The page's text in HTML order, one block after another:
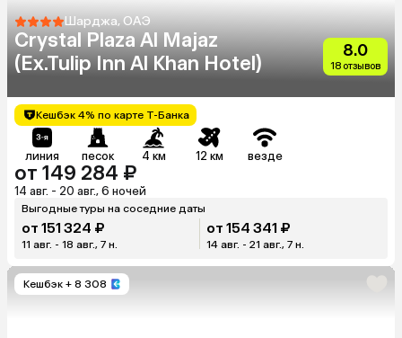
Шарджа, ОАЭ
Crystal Plaza Al Majaz
(Ex.Tulip Inn Al Khan Hotel)
8.0
18 отзывов
Кешбэк 4% по карте Т-Банка
линия песок 4 км 12 км везде
от 149 284 ₽
14 авг. - 20 авг., 6 ночей
Выгодные туры на соседние даты
от 151 324 ₽
11 авг. - 18 авг., 7 н.
от 154 341 ₽
14 авг. - 21 авг., 7 н.
Кешбэк + 8 308